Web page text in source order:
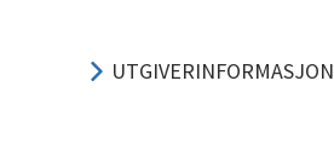
UTGIVERINFORMASJON